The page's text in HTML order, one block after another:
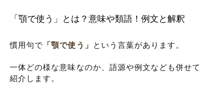
「顎で使う」とは？意味や類語！例文と解釈
慣用句で 「顎で使う」 という言葉があります。
一体どの様な意味なのか、語源や例文なども併せて
紹介します。